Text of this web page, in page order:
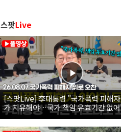
스팟Live
[스팟Live] 李대통령 "국가폭력 피해
가 치유해야…국가 책임 유효기간 없
26.08.07 국가폭력 피해자 위로 오찬